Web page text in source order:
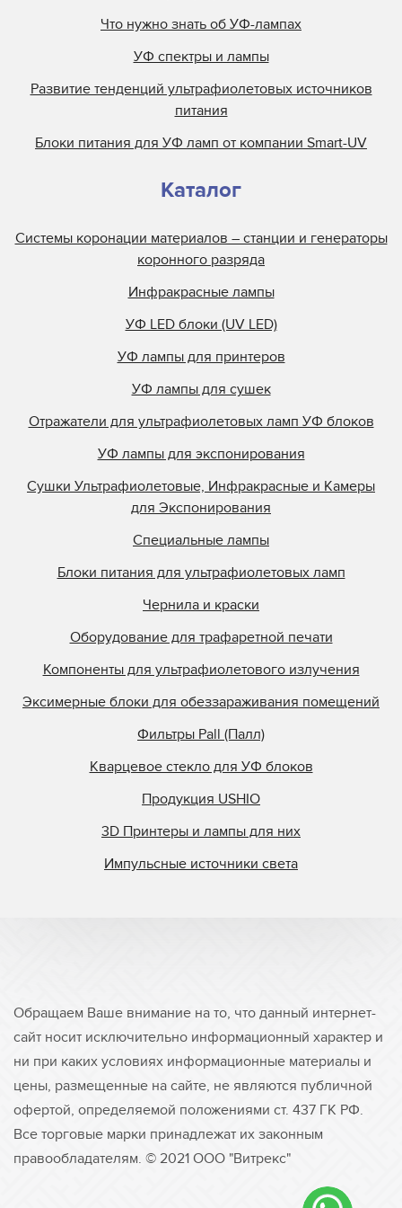
Кварцевые пластины Grapo для УФ блоков
Кварцевые пластины HandTop для УФ блоков
Кварцевые пластины Inca для УФ блоков
Кварцевые пластины Integration Technologies для
Кварцевые пластины IP&I для УФ блоков
Что нужно знать об УФ-лампах
УФ спектры и лампы
Развитие тенденций ультрафиолетовых источников
питания
Блоки питания для УФ ламп от компании Smart-UV
Каталог
Системы коронации материалов – станции и генераторы
коронного разряда
Инфракрасные лампы
УФ LED блоки (UV LED)
УФ лампы для принтеров
УФ лампы для сушек
Отражатели для ультрафиолетовых ламп УФ блоков
УФ лампы для экспонирования
Сушки Ультрафиолетовые, Инфракрасные и Камеры
для Экспонирования
Специальные лампы
Блоки питания для ультрафиолетовых ламп
Чернила и краски
Оборудование для трафаретной печати
Компоненты для ультрафиолетового излучения
Эксимерные блоки для обеззараживания помещений
Фильтры Pall (Палл)
Кварцевое стекло для УФ блоков
Продукция USHIO
3D Принтеры и лампы для них
Импульсные источники света
Обращаем Ваше внимание на то, что данный интернет-
сайт носит исключительно информационный характер и
ни при каких условиях информационные материалы и
цены, размещенные на сайте, не являются публичной
офертой, определяемой положениями ст. 437 ГК РФ.
Все торговые марки принадлежат их законным
правообладателям. © 2021 ООО "Витрекс"